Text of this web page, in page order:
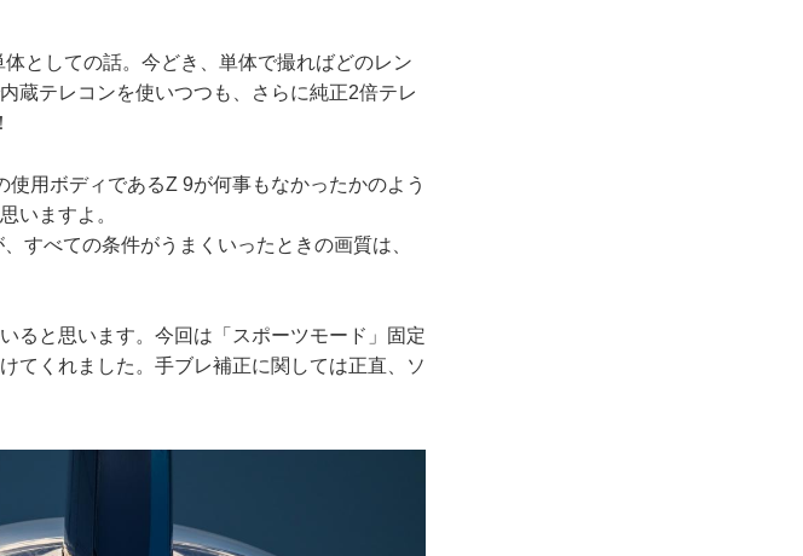
としての話。今どき、単体で撮ればどのレン
蔵テレコンを使いつつも、さらに純正2倍テレ
用ボディであるZ 9が何事もなかったかのよう
いますよ。
すべての条件がうまくいったときの画質は、
ると思います。今回は「スポーツモード」固定
てくれました。手ブレ補正に関しては正直、ソ